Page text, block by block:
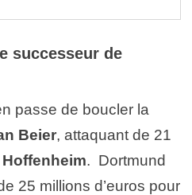
successeur de
passe de boucler la
Beier, attaquant de 21
Hoffenheim. Dortmund
25 millions d’euros pour